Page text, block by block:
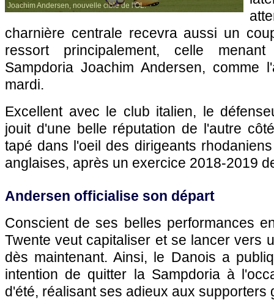
Joachim Andersen, nouvelle cible de l'OL.
charnière centrale recevra aussi un
ressort principalement, celle
Sampdoria Joachim Andersen, comme
mardi.
Excellent avec le club italien, le
jouit d'une belle réputation de l'autre
tapé dans l'oeil des dirigeants
anglaises, après un exercice 2018-2019
Andersen officialise son départ
Conscient de ses belles performances
Twente veut capitaliser et se lancer vers
dès maintenant. Ainsi, le Danois a
intention de quitter la Sampdoria à
d'été, réalisant ses adieux aux supporters